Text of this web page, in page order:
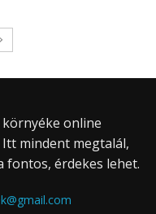
online
mindent megtalál,
fontos, érdekes lehet.